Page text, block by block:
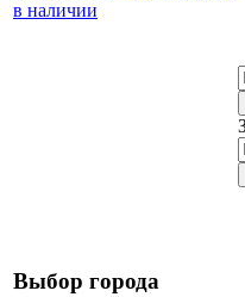
Выбор города